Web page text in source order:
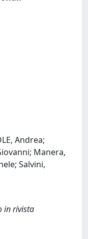
Andrea;
Manera,
Salvini,
in rivista